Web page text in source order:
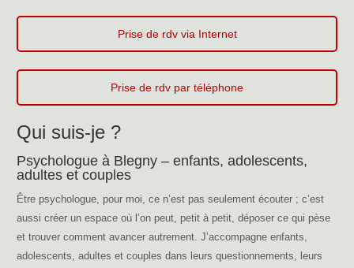
Qui suis-je ?
Psychologue à Blegny – enfants, adolescents,
adultes et couples
Être psychologue, pour moi, ce n’est pas seulement écouter ; c’est
aussi créer un espace où l’on peut, petit à petit, déposer ce qui pèse
et trouver comment avancer autrement. J’accompagne enfants,
adolescents, adultes et couples dans leurs questionnements, leurs
Prise de rdv via Internet
Prise de rdv par téléphone